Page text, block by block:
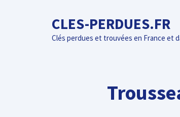
CLES-PERDUES.FR
Clés perdues et trouvées en France et